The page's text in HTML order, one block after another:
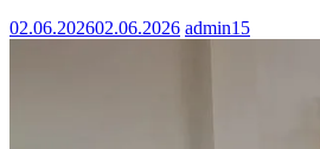
02.06.202602.06.2026 admin15